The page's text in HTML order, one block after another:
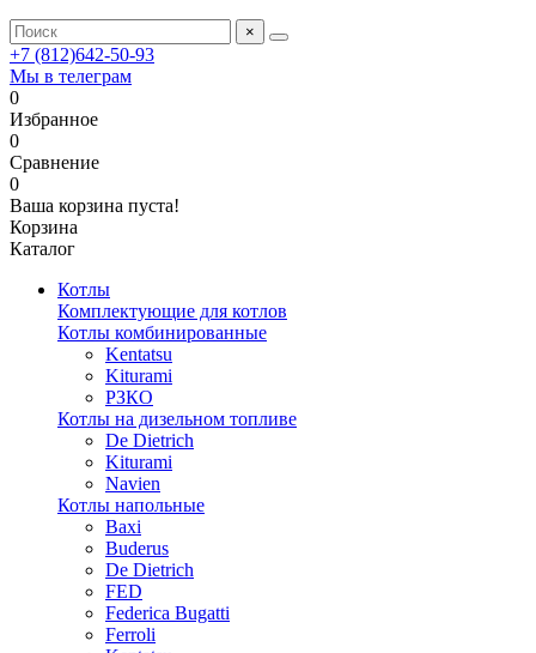
×
+7 (812)642-50-93
Мы в телеграм
0
Избранное
0
Сравнение
0
Ваша корзина пуста!
Корзина
Каталог
Котлы
Комплектующие для котлов
Котлы комбинированные
Kentatsu
Kiturami
РЗКО
Котлы на дизельном топливе
De Dietrich
Kiturami
Navien
Котлы напольные
Baxi
Buderus
De Dietrich
FED
Federica Bugatti
Ferroli